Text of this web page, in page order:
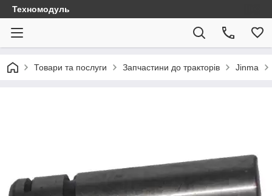
Техномодуль
Товари та послуги Запчастини до тракторів Jinma